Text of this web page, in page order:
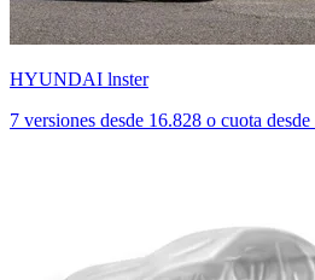
HYUNDAI lnster
7 versiones desde 16.828 o cuota desde